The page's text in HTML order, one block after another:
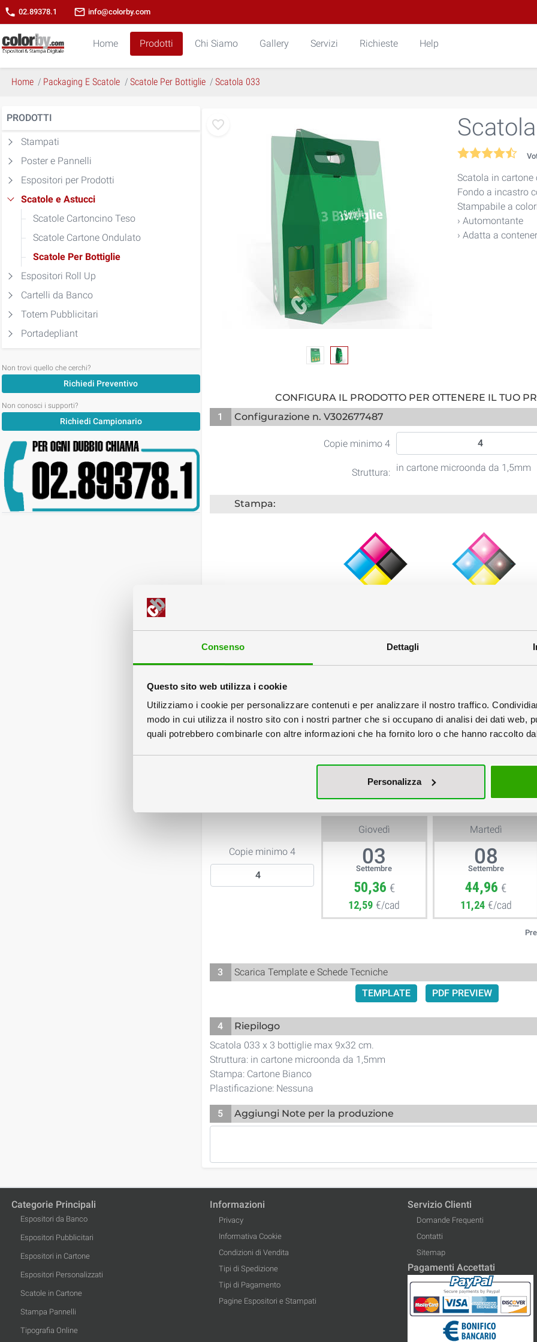
Consenso Dettagli
Questo sito web utilizza i cookie
Utilizziamo i cookie per personalizzare contenuti e per analizzare il nostro traffico.
modo in cui utilizza il nostro sito con i nostri partner che si occupano di analisi dei dati web,
quali potrebbero combinarle con altre informazioni che ha fornito loro o che hanno raccolto
Personalizza
phone 02.89378.1 mail_outline info@colorby.com
Home Prodotti Chi Siamo Gallery Servizi Richieste Help
Home Packaging E Scatole Scatole Per Bottiglie Scatola 033
PRODOTTI
Stampati
Poster e Pannelli
Espositori per Prodotti
Scatole e Astucci
Scatole Cartoncino Teso
Scatole Cartone Ondulato
Scatole Per Bottiglie
Espositori Roll Up
Cartelli da Banco
Totem Pubblicitari
Portadepliant
Non trovi quello che cerchi?
Richiedi Preventivo
Non conosci i supporti?
Richiedi Campionario
Scatola in cartone
Fondo a incastro
Stampabile a
› Automontante
› Adatta a
CONFIGURA IL PRODOTTO PER OTTENERE IL TUO
1
Configurazione n. V302677487
Copie minimo 4
Struttura: in cartone microonda da 1,5mm
Stampa:
Plastificazione:
Nessuna Lucida Opaca
Scegli la quantità e la data
Copie minimo 4
Giovedì
03
Settembre
50,36 €
12,59 €/cad
Martedì
08
Settembre
44,96 €
11,24 €/cad
3
Scarica Template e Schede Tecniche
TEMPLATE
PDF PREVIEW
4
Riepilogo
Scatola 033 x 3 bottiglie max 9x32 cm.
Struttura: in cartone microonda da 1,5mm
Stampa: Cartone Bianco
Plastificazione: Nessuna
5 Aggiungi Note per la produzione
Categorie Principali
Espositori da Banco
Espositori Pubblicitari
Espositori in Cartone
Espositori Personalizzati
Scatole in Cartone
Stampa Pannelli
Tipografia Online
Informazioni
Privacy
Informativa Cookie
Condizioni di Vendita
Tipi di Spedizione
Tipi di Pagamento
Pagine Espositori e Stampati
Servizio Clienti
Domande Frequenti
Contatti
Sitemap
Pagamenti Accettati